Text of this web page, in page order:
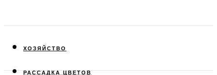
ХОЗЯЙСТВО
РАССАДКА ЦВЕТОВ